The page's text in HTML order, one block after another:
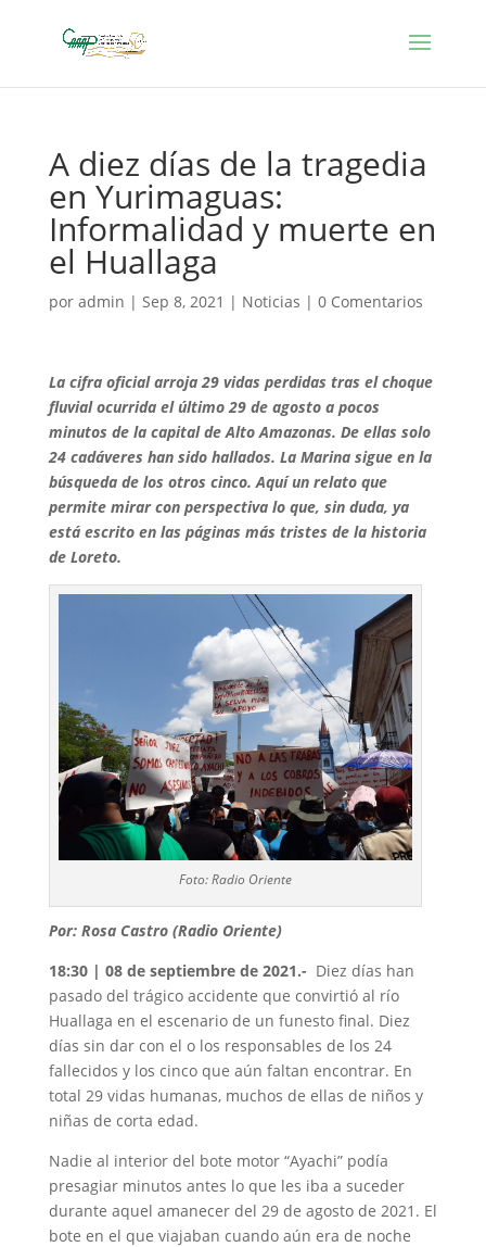
A diez días de la tragedia
en Yurimaguas:
Informalidad y muerte en
el Huallaga
por admin | Sep 8, 2021 | Noticias | 0 Comentarios
La cifra oficial arroja 29 vidas perdidas tras el choque
fluvial ocurrida el último 29 de agosto a pocos
minutos de la capital de Alto Amazonas. De ellas solo
24 cadáveres han sido hallados. La Marina sigue en la
búsqueda de los otros cinco. Aquí un relato que
permite mirar con perspectiva lo que, sin duda, ya
está escrito en las páginas más tristes de la historia
de Loreto.
Foto: Radio Oriente
Por: Rosa Castro (Radio Oriente)
18:30 | 08 de septiembre de 2021.- Diez días han
pasado del trágico accidente que convirtió al río
Huallaga en el escenario de un funesto final. Diez
días sin dar con el o los responsables de los 24
fallecidos y los cinco que aún faltan encontrar. En
total 29 vidas humanas, muchos de ellas de niños y
niñas de corta edad.
Nadie al interior del bote motor “Ayachi” podía
presagiar minutos antes lo que les iba a suceder
durante aquel amanecer del 29 de agosto de 2021. El
bote en el que viajaban cuando aún era de noche